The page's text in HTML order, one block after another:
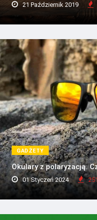
21 Październik 2019
GADŻETY
Okulary z polaryzacją.
01 Styczeń 2024